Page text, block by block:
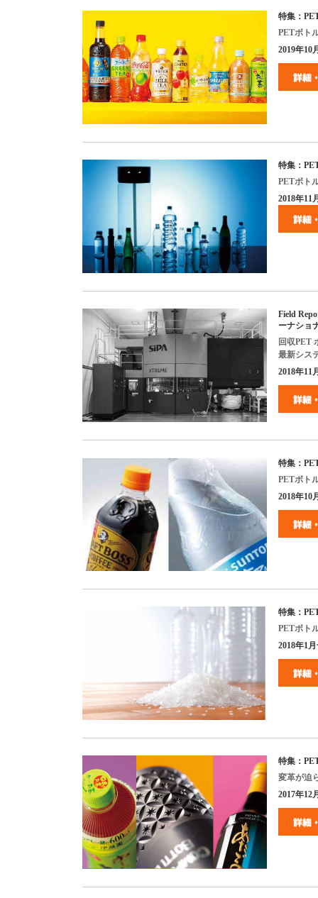
特集：
PETボト
2019年10
特集：
PETボト
2018年11
Field
ーナショ
回収PET
最新シス
2018年11
特集：
PETボト
2018年10
特集：
PETボト
2018年1月
特集：
変革が迫
2017年12